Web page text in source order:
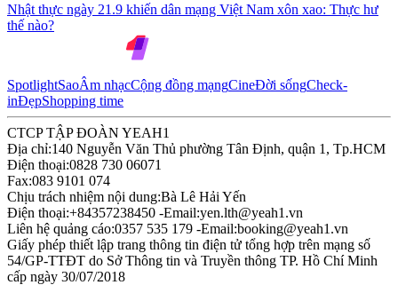
Nhật thực ngày 21.9 khiến dân mạng Việt Nam xôn xao: Thực hư
thế nào?
SpotlightSaoÂm nhạcCộng đồng mạngCineĐời sốngCheck-
inĐẹpShopping time
CTCP TẬP ĐOÀN YEAH1
Địa chỉ:140 Nguyễn Văn Thủ phường Tân Định, quận 1, Tp.HCM
Điện thoại:0828 730 06071
Fax:083 9101 074
Chịu trách nhiệm nội dung:Bà Lê Hải Yến
Điện thoại:+84357238450 -Email:yen.lth@yeah1.vn
Liên hệ quảng cáo:0357 535 179 -Email:booking@yeah1.vn
Giấy phép thiết lập trang thông tin điện tử tổng hợp trên mạng số
54/GP-TTĐT do Sở Thông tin và Truyền thông TP. Hồ Chí Minh
cấp ngày 30/07/2018